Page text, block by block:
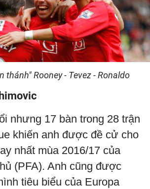
thánh" Rooney - Tevez - Ronaldo
nhưng 17 bàn trong 28 trận
khiến anh được đề cử cho
nhất mùa 2016/17 của
(PFA). Anh cũng được
tiêu biểu của Europa